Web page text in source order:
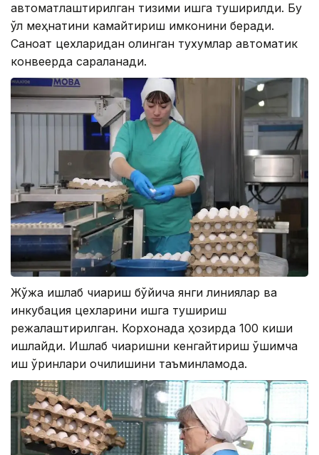
автоматлаштирилган тизими ишга туширилди. Бу
қўл меҳнатини камайтириш имконини беради.
Саноат цехларидан олинган тухумлар автоматик
конвеерда сараланади.
Жўжа ишлаб чиқариш бўйича янги линиялар ва
инкубация цехларини ишга тушириш
режалаштирилган. Корхонада ҳозирда 100 киши
ишлайди. Ишлаб чиқаришни кенгайтириш қўшимча
иш ўринлари очилишини таъминламоқда.